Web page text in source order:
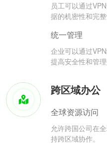
员工可以通过
据的机密性和完整
统一管理
企业可以通过
提高安全性和管理
跨区域办公
全球资源访问
允许跨国公司在
持跨区域协作。